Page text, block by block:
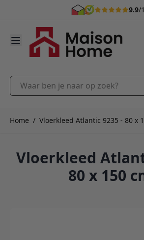
9.9/
Ga naar de inhoud
Waar ben je naar op zoek?
Home / Vloerkleed Atlantic 9235 - 80 x
Vloerkleed
80 x 150